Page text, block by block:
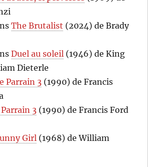
The Brutalist (2024) de Brady
Duel au soleil (1946) de King
Dieterle
Parrain 3 (1990) de Francis
3 (1990) de Francis Ford
Girl (1968) de William